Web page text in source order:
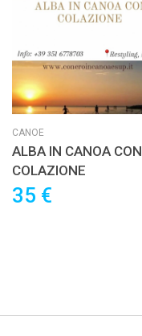
CANOE
ALBA IN CANOA CON
COLAZIONE
35 €